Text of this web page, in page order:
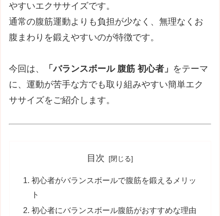
やすいエクササイズです。
通常の腹筋運動よりも負担が少なく、無理なくお
腹まわりを鍛えやすいのが特徴です。
今回は、 「バランスボール 腹筋 初心者」 をテーマ
に、運動が苦手な方でも取り組みやすい簡単エク
ササイズをご紹介します。
目次
初心者がバランスボールで腹筋を鍛えるメリッ
ト
初心者にバランスボール腹筋がおすすめな理由